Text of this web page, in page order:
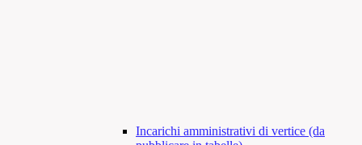
Incarichi amministrativi di vertice (da